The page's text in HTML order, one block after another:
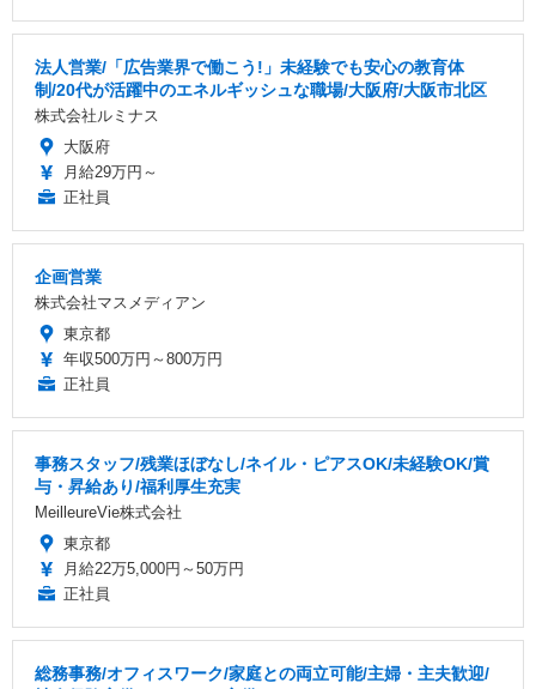
法人営業/「広告業界で働こう!」未経験でも安心の教育体
制/20代が活躍中のエネルギッシュな職場/大阪府/大阪市北区
株式会社ルミナス
大阪府
月給29万円～
正社員
企画営業
株式会社マスメディアン
東京都
年収500万円～800万円
正社員
事務スタッフ/残業ほぼなし/ネイル・ピアスOK/未経験OK/賞
与・昇給あり/福利厚生充実
MeilleureVie株式会社
東京都
月給22万5,000円～50万円
正社員
総務事務/オフィスワーク/家庭との両立可能/主婦・主夫歓迎/